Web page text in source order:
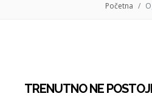
Početna
TRENUTNO NE